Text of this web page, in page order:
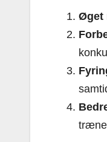
Øget
træne